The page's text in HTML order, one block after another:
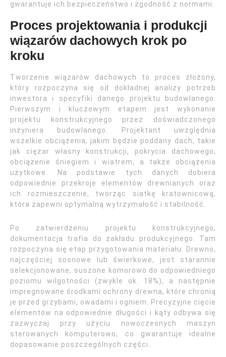
gwarantuje ich bezpieczeństwo i zgodność z normami.
Proces projektowania i produkcji
wiązarów dachowych krok po
kroku
Tworzenie wiązarów dachowych to proces złożony,
który rozpoczyna się od dokładnej analizy potrzeb
inwestora i specyfiki danego projektu budowlanego.
Pierwszym i kluczowym etapem jest wykonanie
projektu konstrukcyjnego przez doświadczonego
inżyniera budowlanego. Projektant uwzględnia
wszelkie obciążenia, jakim będzie poddany dach, takie
jak ciężar własny konstrukcji, pokrycia dachowego,
obciążenie śniegiem i wiatrem, a także obciążenia
użytkowe. Na podstawie tych danych dobiera
odpowiednie przekroje elementów drewnianych oraz
ich rozmieszczenie, tworząc siatkę kratownicową,
która zapewni optymalną wytrzymałość i stabilność.
Po zatwierdzeniu projektu konstrukcyjnego,
dokumentacja trafia do zakładu produkcyjnego. Tam
rozpoczyna się etap przygotowania materiału. Drewno,
najczęściej sosnowe lub świerkowe, jest starannie
selekcjonowane, suszone komorowo do odpowiedniego
poziomu wilgotności (zwykle ok. 18%), a następnie
impregnowane środkami ochrony drewna, które chronią
je przed grzybami, owadami i ogniem. Precyzyjne cięcie
elementów na odpowiednie długości i kąty odbywa się
zazwyczaj przy użyciu nowoczesnych maszyn
sterowanych komputerowo, co gwarantuje idealne
dopasowanie poszczególnych części.